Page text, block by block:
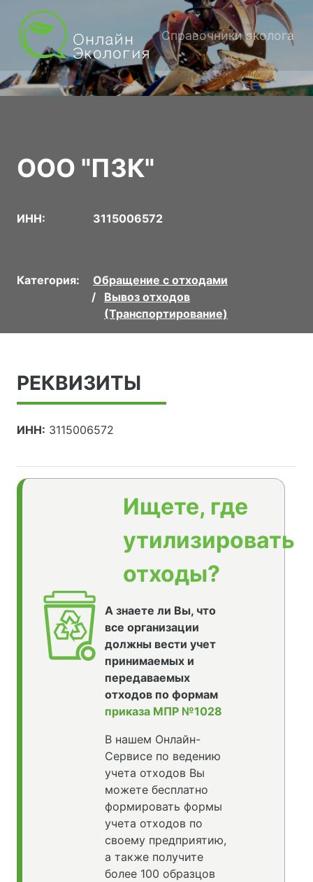
Справочники эколога
ООО "ПЗК"
ИНН: 3115006572
Категория:
Обращение с отходами
Вывоз отходов
(Транспортирование)
РЕКВИЗИТЫ
ИНН: 3115006572
Ищете, где
утилизировать
отходы?
А знаете ли Вы, что
все организации
должны вести учет
принимаемых и
передаваемых
отходов по формам
приказа МПР №1028
В нашем Онлайн-
Сервисе по ведению
учета отходов Вы
можете бесплатно
формировать формы
учета отходов по
своему предприятию,
а также получите
более 100 образцов